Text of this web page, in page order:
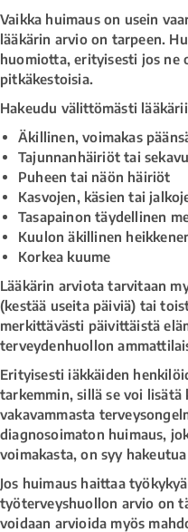
Vaikka huimaus on usein
lääkärin arvio on tarpeen.
huomiotta, erityisesti jos ne
pitkäkestoisia.
Hakeudu välittömästi
Äkillinen, voimakas
Tajunnanhäiriöt tai
Puheen tai näön häiriöt
Kasvojen, käsien tai
Tasapainon täydellinen
Kuulon äkillinen
Korkea kuume
Lääkärin arviota tarvitaan
(kestää useita päiviä) tai
merkittävästi päivittäistä
terveydenhuollon
Erityisesti iäkkäiden
tarkemmin, sillä se voi
vakavammasta
diagnosoimaton huimaus,
voimakasta, on syy
Jos huimaus haittaa
työterveyshuollon arvio on
voidaan arvioida myös